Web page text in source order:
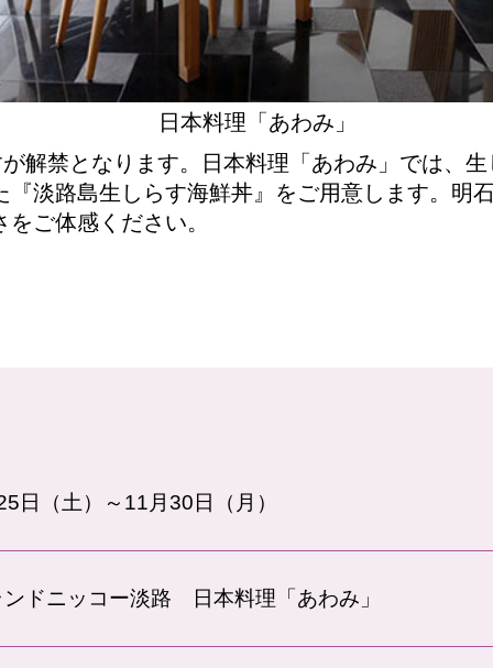
日本料理「あわみ」
解禁となります。日本料理「あわみ」では、
淡路島生しらす海鮮丼』をご用意します。明
ご体感ください。
日（土）～11月30日（月）
ンドニッコー淡路 日本料理「あわみ」